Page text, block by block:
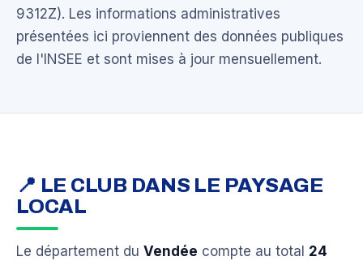
9312Z). Les informations administratives
présentées ici proviennent des données publiques
de l'INSEE et sont mises à jour mensuellement.
📍 LE CLUB DANS LE PAYSAGE
LOCAL
Le département du Vendée compte au total 24